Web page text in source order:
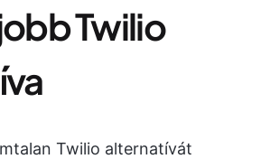
Twilio
Twilio alternatívát